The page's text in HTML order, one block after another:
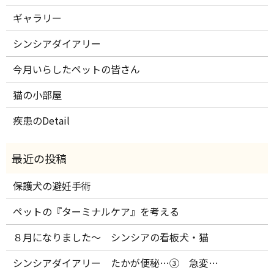
ギャラリー
シンシアダイアリー
今月いらしたペットの皆さん
猫の小部屋
疾患のDetail
保護犬の避妊手術
ペットの『ターミナルケア』を考える
８月になりました～ シンシアの看板犬・猫
シンシアダイアリー たかが便秘…③ 急変…